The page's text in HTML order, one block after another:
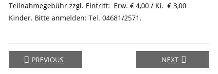
Teilnahmegebühr zzgl. Eintritt: Erw. € 4,00 / Ki. € 3,00
Kinder. Bitte anmelden: Tel. 04681/2571.
PREVIOUS NEXT